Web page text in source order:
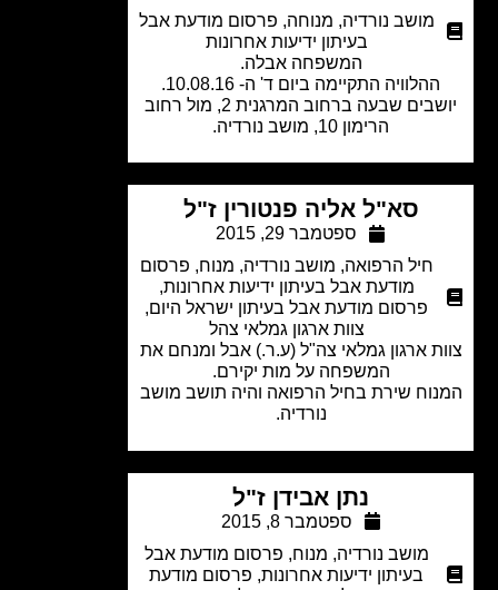
מושב נורדיה, מנוחה, פרסום מודעת אבל
בעיתון ידיעות אחרונות
המשפחה אבלה.
ההלוויה התקיימה ביום ד' ה- 10.08.16.
יושבים שבעה ברחוב המרגנית 2, מול רחוב
סא"ל אליה פנטורין ז"ל
ספטמבר 29, 2015
חיל הרפואה,מושב נורדיה, מנוח,פרסום
מודעת אבל בעיתון ידיעות אחרונות,
פרסום מודעת אבל בעיתון ישראל היום,
צוות ארגון גמלאי צהל
ארגון גמלאי צה"ל (ע.ר.) אבל ומנחם את
המשפחה על מות יקירם.
שירת בחיל הרפואה והיה תושב מושב
נתן אבידן ז"ל
ספטמבר 8, 2015
מושב נורדיה, מנוח,פרסום מודעת אבל
בעיתון ידיעות אחרונות,פרסום מודעת